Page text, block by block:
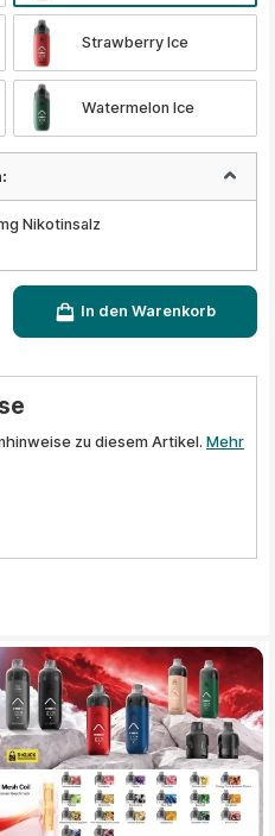
Strawberry Ice
Watermelon Ice
Nikotinsalz
ein oder benutze die Schaltflächen um die
In den Warenkorb
zu diesem Artikel. Mehr